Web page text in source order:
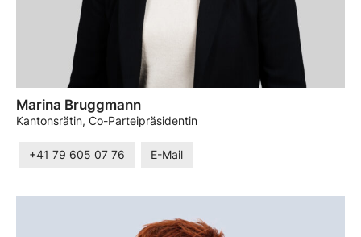
Marina Bruggmann
Kantonsrätin, Co-Parteipräsidentin
+41 79 605 07 76 E-Mail